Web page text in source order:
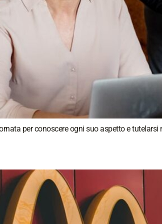
per conoscere ogni suo aspetto e tutelarsi